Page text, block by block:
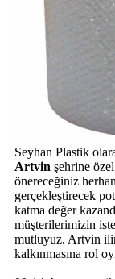
Seyhan Plastik
Artvin şehrine
önereceğiniz
gerçekleştirecek
katma değer
müşterilerimizin
mutluyuz. Artvin
kalkınmasına rol